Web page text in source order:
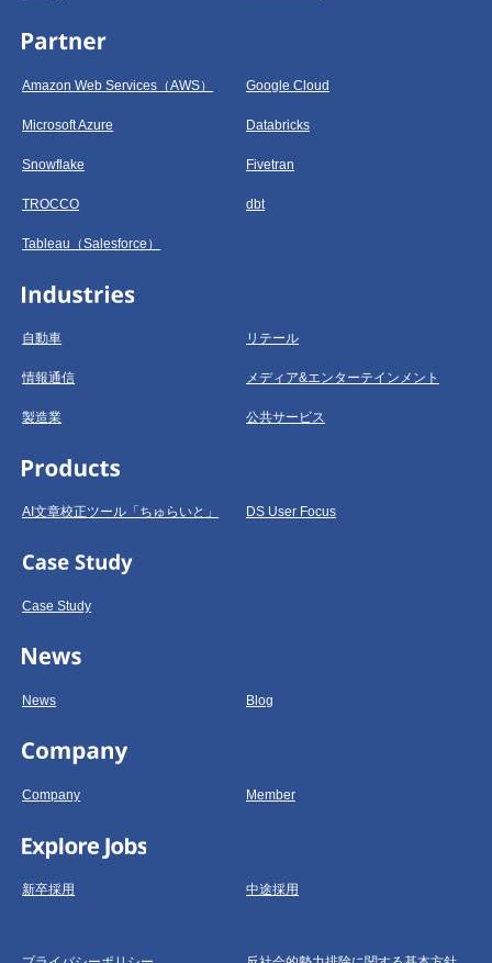
Amazon Web Services（AWS） Google Cloud
Microsoft Azure Databricks
Snowflake Fivetran
TROCCO dbt
Tableau（Salesforce）
自動車 リテール
情報通信 メディア&エンターテインメント
製造業 公共サービス
AI文章校正ツール「ちゅらいと」 DS User Focus
Case Study
News Blog
Company Member
新卒採用 中途採用